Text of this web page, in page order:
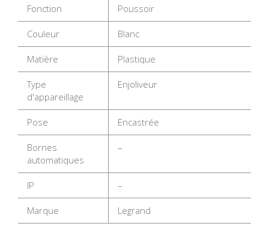
Fonction Poussoir
Couleur Blanc
Matière Plastique
Type
d'appareillage
Enjoliveur
Pose Encastrée
Bornes
automatiques
–
IP –
Marque Legrand